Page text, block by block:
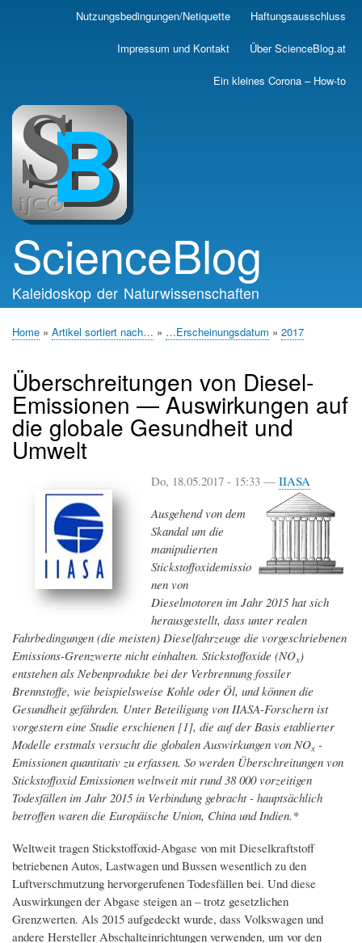
Skip
main
Nutzungsbedingungen/Netiquette Haftungsausschluss
Impressum und Kontakt Über ScienceBlog.at
Ein kleines Corona – How-to
ScienceBlog
Kaleidoskop der Naturwissenschaften
Home Artikel sortiert nach… …Erscheinungsdatum 2017
Überschreitungen von Diesel-
Emissionen — Auswirkungen auf
die globale Gesundheit und
Umwelt
Do, 18.05.2017 - 15:33 — IIASA
Ausgehend von dem
Skandal um die
manipulierten
Stickstoffoxidemissio
nen von
Dieselmotoren im Jahr 2015 hat sich
herausgestellt, dass unter realen
Fahrbedingungen (die meisten) Dieselfahrzeuge die vorgeschriebenen
Emissions-Grenzwerte nicht einhalten. Stickstoffoxide (NOx)
entstehen als Nebenprodukte bei der Verbrennung fossiler
Brennstoffe, wie beispielsweise Kohle oder Öl, und können die
Gesundheit gefährden. Unter Beteiligung von IIASA-Forschern ist
vorgestern eine Studie erschienen [1], die auf der Basis etablierter
Modelle erstmals versucht die globalen Auswirkungen von NOx -
Emissionen quantitativ zu erfassen. So werden Überschreitungen von
Stickstoffoxid Emissionen weltweit mit rund 38 000 vorzeitigen
Todesfällen im Jahr 2015 in Verbindung gebracht - hauptsächlich
betroffen waren die Europäische Union, China und Indien.*
Weltweit tragen Stickstoffoxid-Abgase von mit Dieselkraftstoff
betriebenen Autos, Lastwagen und Bussen wesentlich zu den
Luftverschmutzung hervorgerufenen Todesfällen bei. Und diese
Auswirkungen der Abgase steigen an – trotz gesetzlichen
Grenzwerten. Als 2015 aufgedeckt wurde, dass Volkswagen und
andere Hersteller Abschalteinrichtungen verwenden, um vor den